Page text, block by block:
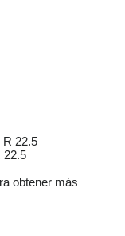
R 22.5
22.5
obtener más